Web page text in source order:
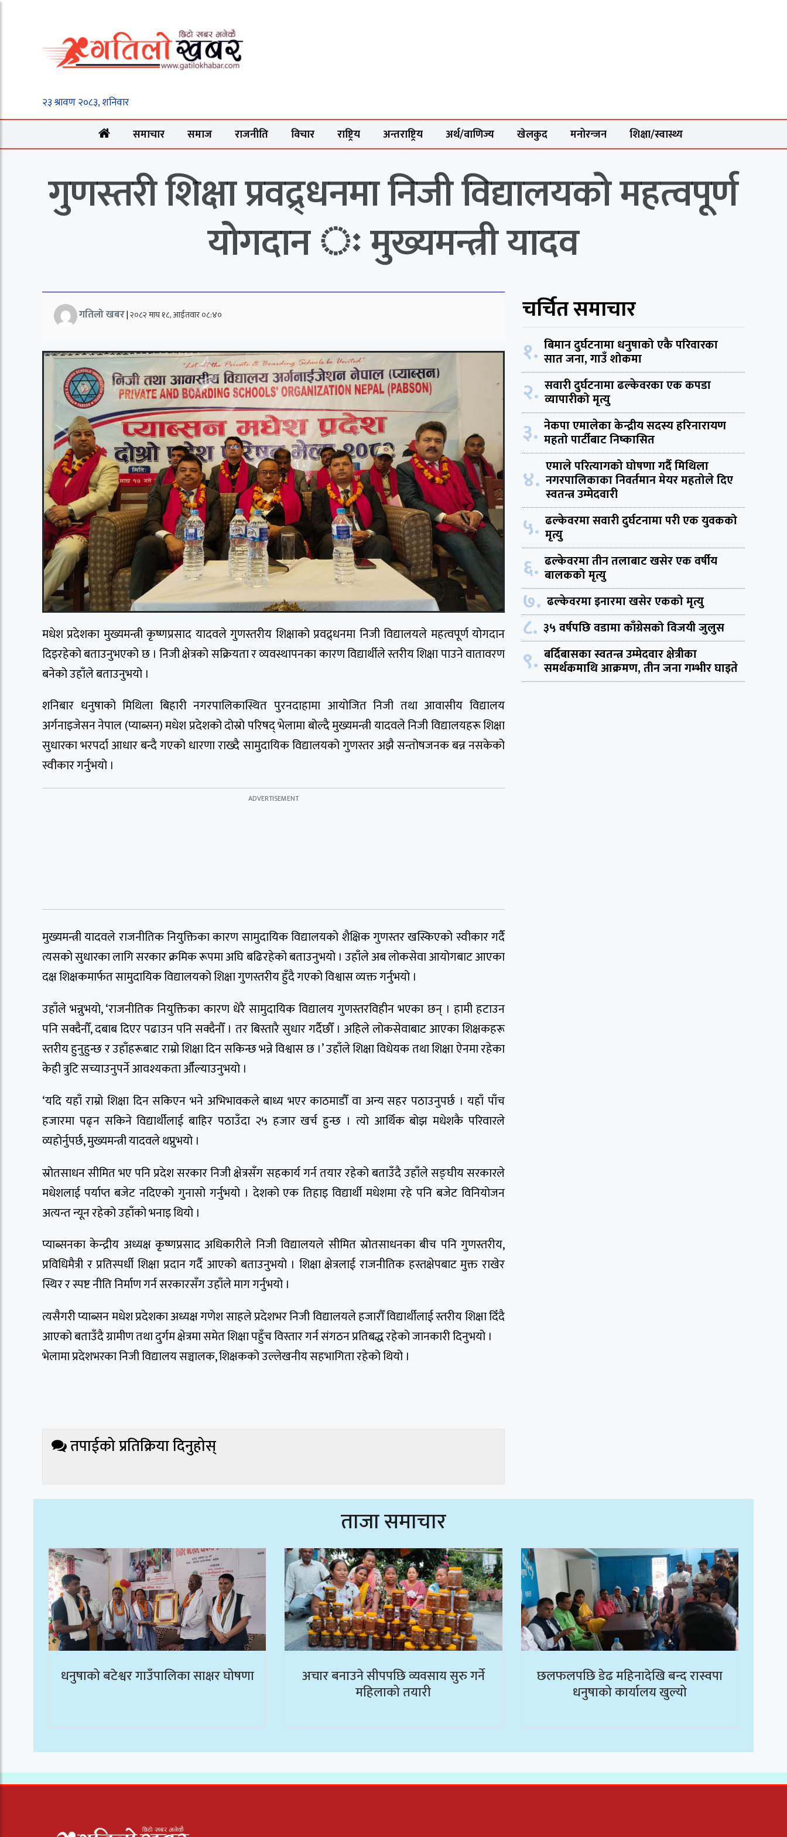
समाचार समाज राजनीति विचार राष्ट्रिय अन्तराष्ट्रिय अर्थ/वाणिज्य खेलकुद मनोरन्जन शिक्षा/स्वास्थ्य
गुणस्तरी शिक्षा प्रवद्र्धनमा निजी विद्यालयको महत्वपूर्ण
योगदान ः मुख्यमन्त्री यादव
गतिलो खबर|२०८२ माघ १८, आईतवार ०८:४०
मधेश प्रदेशका मुख्यमन्त्री कृष्णप्रसाद यादवले गुणस्तरीय शिक्षाको प्रवद्र्धनमा निजी विद्यालयले महत्वपूर्ण योगदान
दिइरहेको बताउनुभएको छ । निजी क्षेत्रको सक्रियता र व्यवस्थापनका कारण विद्यार्थीले स्तरीय शिक्षा पाउने वातावरण
बनेको उहाँले बताउनुभयो ।
शनिबार धनुषाको मिथिला बिहारी नगरपालिकास्थित पुरनदाहामा आयोजित निजी तथा आवासीय विद्यालय
अर्गनाइजेसन नेपाल (प्याब्सन) मधेश प्रदेशको दोस्रो परिषद् भेलामा बोल्दै मुख्यमन्त्री यादवले निजी विद्यालयहरू शिक्षा
सुधारका भरपर्दा आधार बन्दै गएको धारणा राख्दै सामुदायिक विद्यालयको गुणस्तर अझै सन्तोषजनक बन्न नसकेको
स्वीकार गर्नुभयो ।
मुख्यमन्त्री यादवले राजनीतिक नियुक्तिका कारण सामुदायिक विद्यालयको शैक्षिक गुणस्तर खस्किएको स्वीकार गर्दै
त्यसको सुधारका लागि सरकार क्रमिक रूपमा अघि बढिरहेको बताउनुभयो । उहाँले अब लोकसेवा आयोगबाट आएका
दक्ष शिक्षकमार्फत सामुदायिक विद्यालयको शिक्षा गुणस्तरीय हुँदै गएको विश्वास व्यक्त गर्नुभयो ।
उहाँले भन्नुभयो, ‘राजनीतिक नियुक्तिका कारण धेरै सामुदायिक विद्यालय गुणस्तरविहीन भएका छन् । हामी हटाउन
पनि सक्दैनौँ, दबाब दिएर पढाउन पनि सक्दैनौँ । तर बिस्तारै सुधार गर्दैछौँ । अहिले लोकसेवाबाट आएका शिक्षकहरू
स्तरीय हुनुहुन्छ र उहाँहरूबाट राम्रो शिक्षा दिन सकिन्छ भन्ने विश्वास छ ।’ उहाँले शिक्षा विधेयक तथा शिक्षा ऐनमा रहेका
केही त्रुटि सच्याउनुपर्ने आवश्यकता औँल्याउनुभयो ।
‘यदि यहाँ राम्रो शिक्षा दिन सकिएन भने अभिभावकले बाध्य भएर काठमाडौँ वा अन्य सहर पठाउनुपर्छ । यहाँ पाँच
हजारमा पढ्न सकिने विद्यार्थीलाई बाहिर पठाउँदा २५ हजार खर्च हुन्छ । त्यो आर्थिक बोझ मधेशकै परिवारले
व्यहोर्नुपर्छ, मुख्यमन्त्री यादवले थप्नुभयो ।
स्रोतसाधन सीमित भए पनि प्रदेश सरकार निजी क्षेत्रसँग सहकार्य गर्न तयार रहेको बताउँदै उहाँले सङ्घीय सरकारले
मधेशलाई पर्याप्त बजेट नदिएको गुनासो गर्नुभयो । देशको एक तिहाइ विद्यार्थी मधेशमा रहे पनि बजेट विनियोजन
अत्यन्त न्यून रहेको उहाँको भनाइ थियो ।
प्याब्सनका केन्द्रीय अध्यक्ष कृष्णप्रसाद अधिकारीले निजी विद्यालयले सीमित स्रोतसाधनका बीच पनि गुणस्तरीय,
प्रविधिमैत्री र प्रतिस्पर्धी शिक्षा प्रदान गर्दै आएको बताउनुभयो । शिक्षा क्षेत्रलाई राजनीतिक हस्तक्षेपबाट मुक्त राखेर
स्थिर र स्पष्ट नीति निर्माण गर्न सरकारसँग उहाँले माग गर्नुभयो ।
त्यसैगरी प्याब्सन मधेश प्रदेशका अध्यक्ष गणेश साहले प्रदेशभर निजी विद्यालयले हजारौँ विद्यार्थीलाई स्तरीय शिक्षा दिँदै
आएको बताउँदै ग्रामीण तथा दुर्गम क्षेत्रमा समेत शिक्षा पहुँच विस्तार गर्न संगठन प्रतिबद्ध रहेको जानकारी दिनुभयो ।
भेलामा प्रदेशभरका निजी विद्यालय सञ्चालक, शिक्षकको उल्लेखनीय सहभागिता रहेको थियो ।
तपाईको प्रतिक्रिया दिनुहोस्
चर्चित समाचार
१. बिमान दुर्घटनामा धनुषाको एकै परिवारका
सात जना, गाउँ शोकमा
२. सवारी दुर्घटनामा ढल्केवरका एक कपडा
व्यापारीको मृत्यु
३. नेकपा एमालेका केन्द्रीय सदस्य हरिनारायण
महतो पार्टीबाट निष्कासित
४. एमाले परित्यागको घोषणा गर्दै मिथिला
नगरपालिकाका निवर्तमान मेयर महतोले दिए
स्वतन्त्र उम्मेदवारी
५. ढल्केवरमा सवारी दुर्घटनामा परी एक युवकको
मृत्यु
६. ढल्केवरमा तीन तलाबाट खसेर एक वर्षीय
बालकको मृत्यु
७. ढल्केवरमा इनारमा खसेर एकको मृत्यु
८. ३५ वर्षपछि वडामा काँग्रेसको विजयी जुलुस
९. बर्दिबासका स्वतन्त्र उम्मेदवार क्षेत्रीका
समर्थकमाथि आक्रमण, तीन जना गम्भीर घाइते
ताजा समाचार
धनुषाको बटेश्वर गाउँपालिका साक्षर घोषणा अचार बनाउने सीपपछि व्यवसाय सुरु गर्ने
महिलाको तयारी
छलफलपछि डेढ महिनादेखि बन्द रास्वपा
धनुषाको कार्यालय खुल्यो